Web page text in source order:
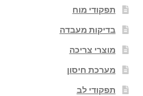
תפקודי מוח
בדיקות מעבדה
מוצרי צריכה
מערכת חיסון
תפקודי לב